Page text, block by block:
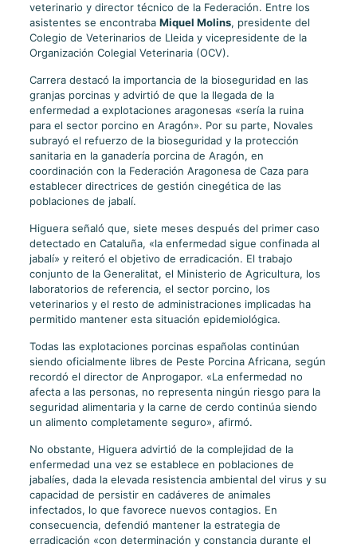
veterinario y director técnico de la Federación. Entre los
asistentes se encontraba Miquel Molins, presidente del
Colegio de Veterinarios de Lleida y vicepresidente de la
Organización Colegial Veterinaria (OCV).
Carrera destacó la importancia de la bioseguridad en las
granjas porcinas y advirtió de que la llegada de la
enfermedad a explotaciones aragonesas «sería la ruina
para el sector porcino en Aragón». Por su parte, Novales
subrayó el refuerzo de la bioseguridad y la protección
sanitaria en la ganadería porcina de Aragón, en
coordinación con la Federación Aragonesa de Caza para
establecer directrices de gestión cinegética de las
poblaciones de jabalí.
Higuera señaló que, siete meses después del primer caso
detectado en Cataluña, «la enfermedad sigue confinada al
jabalí» y reiteró el objetivo de erradicación. El trabajo
conjunto de la Generalitat, el Ministerio de Agricultura, los
laboratorios de referencia, el sector porcino, los
veterinarios y el resto de administraciones implicadas ha
permitido mantener esta situación epidemiológica.
Todas las explotaciones porcinas españolas continúan
siendo oficialmente libres de Peste Porcina Africana, según
recordó el director de Anprogapor. «La enfermedad no
afecta a las personas, no representa ningún riesgo para la
seguridad alimentaria y la carne de cerdo continúa siendo
un alimento completamente seguro», afirmó.
No obstante, Higuera advirtió de la complejidad de la
enfermedad una vez se establece en poblaciones de
jabalíes, dada la elevada resistencia ambiental del virus y su
capacidad de persistir en cadáveres de animales
infectados, lo que favorece nuevos contagios. En
consecuencia, defendió mantener la estrategia de
erradicación «con determinación y constancia durante el